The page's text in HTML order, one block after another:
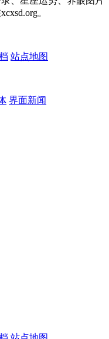
。
站点地图
界面新闻